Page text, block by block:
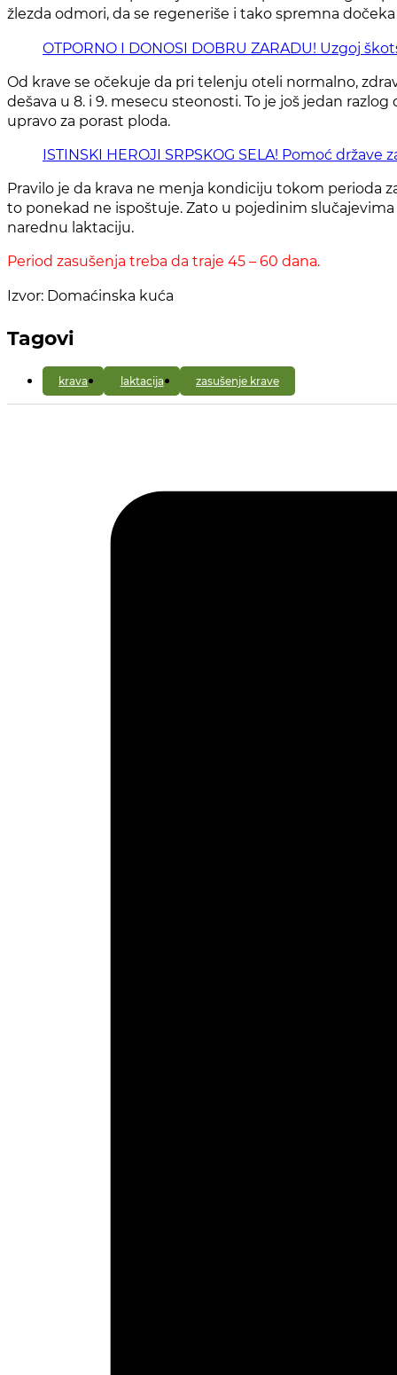
žlezda odmori, da se regeneriše i tako spremna
OTPORNO I DONOSI DOBRU ZARADU! Uzgoj
Od krave se očekuje da pri telenju oteli normalno,
dešava u 8. i 9. mesecu steonosti. To je još jedan
upravo za porast ploda.
ISTINSKI HEROJI SRPSKOG SELA! Pomoć
Pravilo je da krava ne menja kondiciju tokom perioda
to ponekad ne ispoštuje. Zato u pojedinim
narednu laktaciju.
Period zasušenja treba da traje 45 – 60 dana.
Izvor: Domaćinska kuća
Tagovi
krava laktacija zasušenje krave